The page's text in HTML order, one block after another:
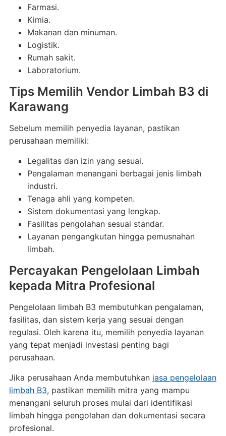
Farmasi.
Kimia.
Makanan dan minuman.
Logistik.
Rumah sakit.
Laboratorium.
Tips Memilih Vendor Limbah B3 di
Karawang
Sebelum memilih penyedia layanan, pastikan
perusahaan memiliki:
Legalitas dan izin yang sesuai.
Pengalaman menangani berbagai jenis limbah
industri.
Tenaga ahli yang kompeten.
Sistem dokumentasi yang lengkap.
Fasilitas pengolahan sesuai standar.
Layanan pengangkutan hingga pemusnahan
limbah.
Percayakan Pengelolaan Limbah
kepada Mitra Profesional
Pengelolaan limbah B3 membutuhkan pengalaman,
fasilitas, dan sistem kerja yang sesuai dengan
regulasi. Oleh karena itu, memilih penyedia layanan
yang tepat menjadi investasi penting bagi
perusahaan.
Jika perusahaan Anda membutuhkan jasa pengelolaan
limbah B3, pastikan memilih mitra yang mampu
menangani seluruh proses mulai dari identifikasi
limbah hingga pengolahan dan dokumentasi secara
profesional.